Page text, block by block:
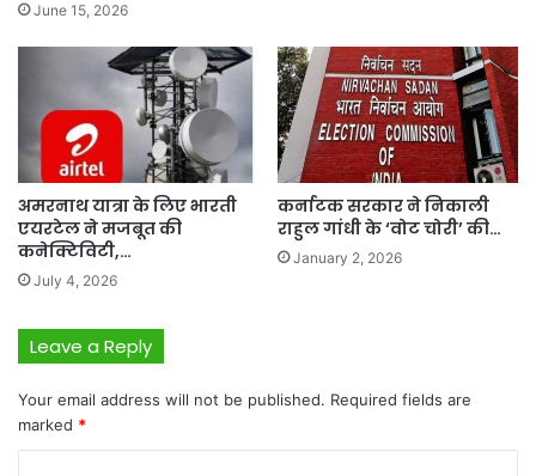
June 15, 2026
अमरनाथ यात्रा के लिए भारती
एयरटेल ने मजबूत की
कनेक्टिविटी,…
July 4, 2026
कर्नाटक सरकार ने निकाली
राहुल गांधी के ‘वोट चोरी’ की…
January 2, 2026
Leave a Reply
Your email address will not be published. Required fields are
marked *